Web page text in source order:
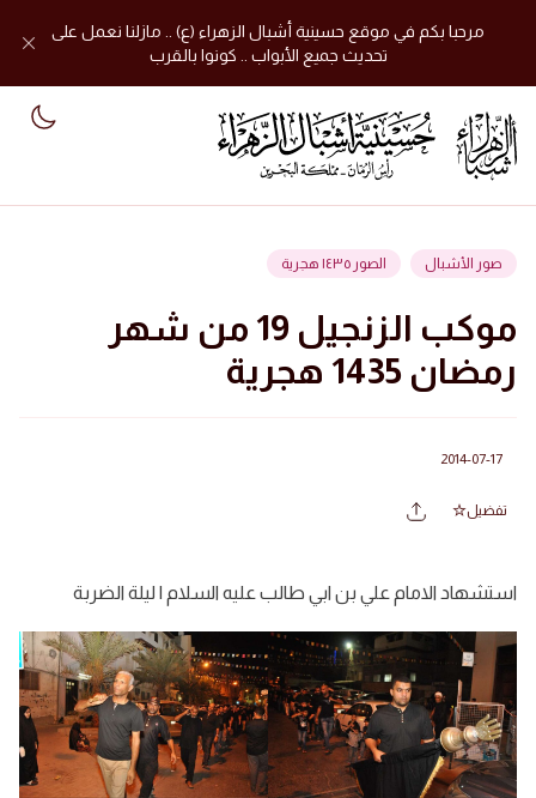
مرحبا بكم في موقع حسينية أشبال الزهراء (ع) .. مازلنا نعمل على
تحديث جميع الأبواب .. كونوا بالقرب
صور الأشبال الصور ١٤٣٥ هجرية
موكب الزنجيل 19 من شهر
رمضان 1435 هجرية
2014-07-17
تفضيل
استشهاد الامام علي بن ابي طالب عليه السلام | ليلة الضربة